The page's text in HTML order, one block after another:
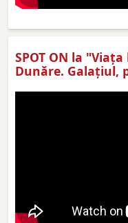
SPOT ON la
Dunăre. Galațiul,